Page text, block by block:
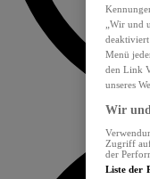
„Wir und
Menü
den Link
unseres
Wir
Zugriff
der
Liste der